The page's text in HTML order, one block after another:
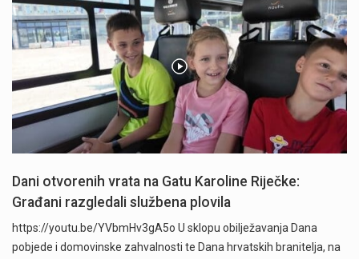
Dani otvorenih vrata na Gatu Karoline Riječke:
Građani razgledali službena plovila
https://youtu.be/YVbmHv3gA5o U sklopu obilježavanja Dana
pobjede i domovinske zahvalnosti te Dana hrvatskih branitelja, na